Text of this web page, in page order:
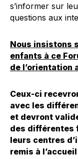
s’informer sur
questions aux
Nous insistons
enfants à ce
de l’orientation
Ceux-ci
avec les
et devront
des différentes
leurs centres
remis à